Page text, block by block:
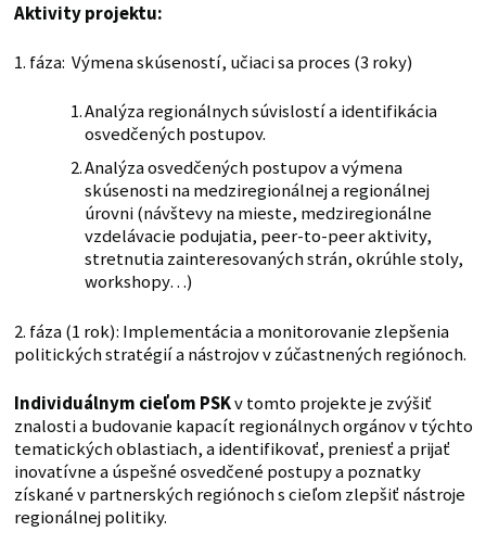
Aktivity projektu:
1. fáza: Výmena skúseností, učiaci sa proces (3 roky)
Analýza regionálnych súvislostí a identifikácia
osvedčených postupov.
Analýza osvedčených postupov a výmena
skúsenosti na medziregionálnej a regionálnej
úrovni (návštevy na mieste, medziregionálne
vzdelávacie podujatia, peer-to-peer aktivity,
stretnutia zainteresovaných strán, okrúhle stoly,
workshopy…)
2. fáza (1 rok): Implementácia a monitorovanie zlepšenia
politických stratégií a nástrojov v zúčastnených regiónoch.
Individuálnym cieľom PSKv tomto projekte je zvýšiť
znalosti a budovanie kapacít regionálnych orgánov v týchto
tematických oblastiach, a identifikovať, preniesť a prijať
inovatívne a úspešné osvedčené postupy a poznatky
získané v partnerských regiónoch s cieľom zlepšiť nástroje
regionálnej politiky.